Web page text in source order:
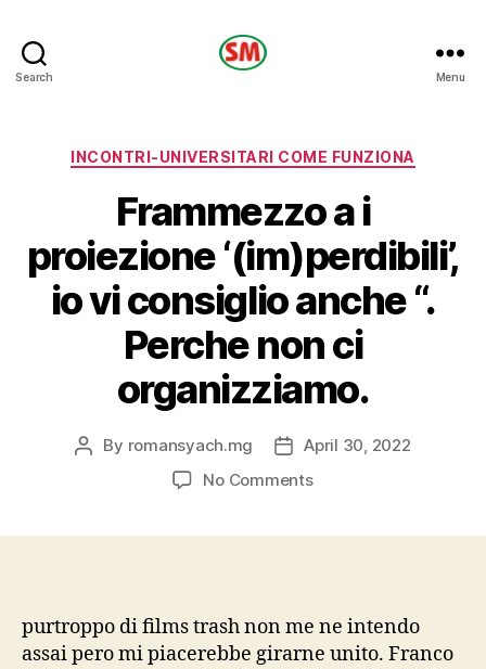
Search Menu
Categories
INCONTRI-UNIVERSITARI COME FUNZIONA
Frammezzo a i
proiezione ‘(im)perdibili’,
io vi consiglio anche “.
Perche non ci
organizziamo.
Post
By romansyach.mg
PostApril 30, 2022
No Commentson
io
vi
purtroppo di films trash non me ne intendo
assai pero mi piacerebbe girarne unito. Franco